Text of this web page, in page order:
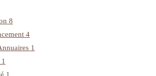
8
4
1
1